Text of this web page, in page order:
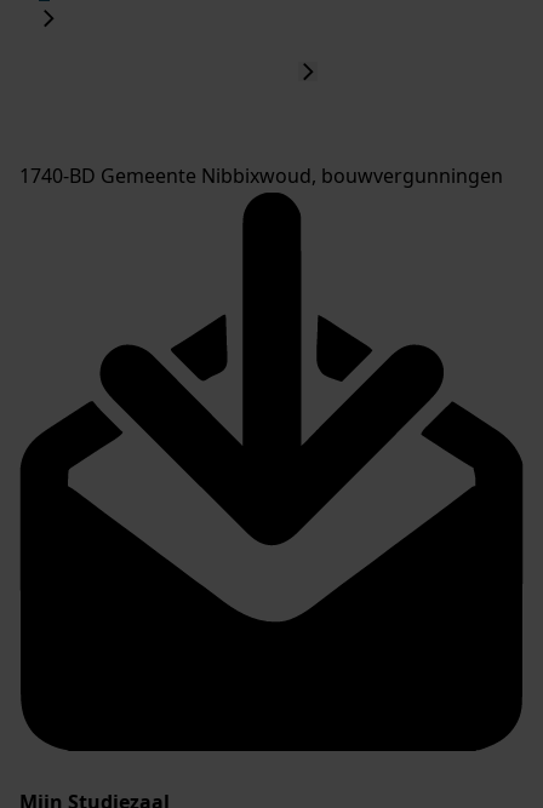
1740-BD Gemeente Nibbixwoud, bouwvergunningen
Mijn Studiezaal